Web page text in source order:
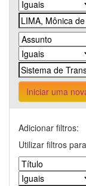
Iniciar uma
Adicionar filtros:
Utilizar filtros